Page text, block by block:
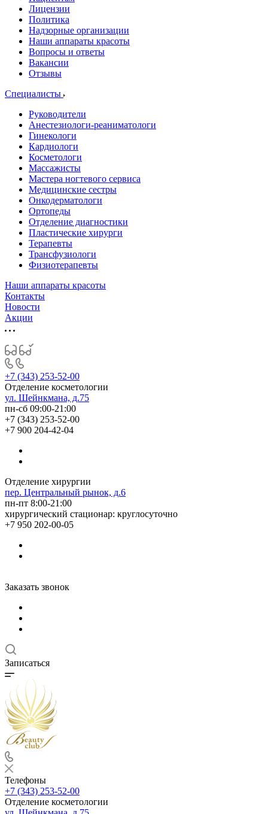
Лицензии
Политика
Надзорные организации
Наши аппараты красоты
Вопросы и ответы
Вакансии
Отзывы
Специалисты
Руководители
Анестезиологи-реаниматологи
Гинекологи
Кардиологи
Косметологи
Массажисты
Мастера ногтевого сервиса
Медицинские сестры
Онкодерматологи
Ортопеды
Отделение диагностики
Пластические хирурги
Терапевты
Трансфузиологи
Физиотерапевты
Наши аппараты красоты
Контакты
Новости
Акции
+7 (343) 253-52-00
Отделение косметологии
ул. Шейнкмана, д.75
пн-сб 09:00-21:00
+7 (343) 253-52-00
+7 900 204-42-04
Отделение хирургии
пер. Центральный рынок, д.6
пн-пт 8:00-21:00
хирургический стационар: круглосуточно
+7 950 202-00-05
Заказать звонок
Записаться
Телефоны
+7 (343) 253-52-00
Отделение косметологии